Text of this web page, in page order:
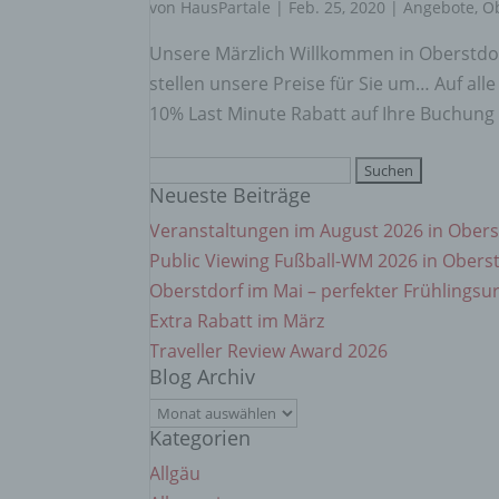
von HausPartale | Feb. 25, 2020 | Angebote,
Unsere Märzlich Willkommen in
stellen unsere Preise für Sie um… Auf
10% Last Minute Rabatt auf Ihre
nach:
Neueste Beiträge
Veranstaltungen im August 2026 in
Public Viewing Fußball-WM 2026 in
Oberstdorf im Mai – perfekter
Extra Rabatt im März
Traveller Review Award 2026
Blog Archiv
Blog
Archiv
Kategorien
Allgäu
e)